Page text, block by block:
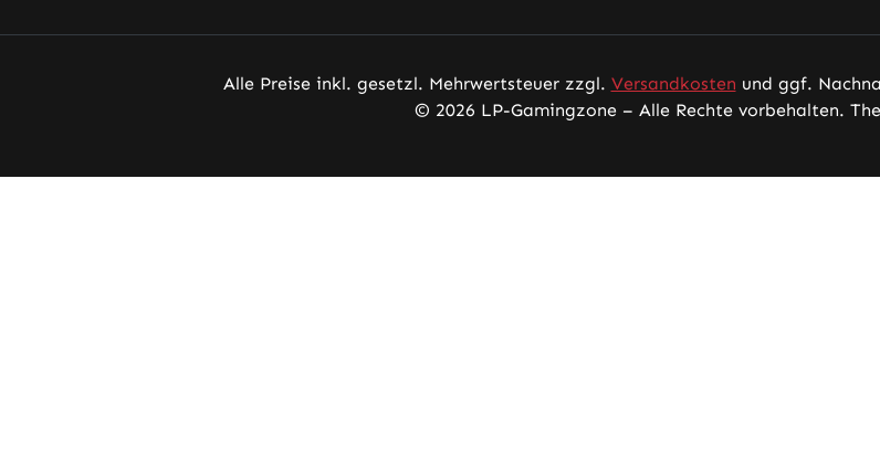
Alle Preise inkl. gesetzl. Mehrwertsteuer zzgl. Versandkosten und ggf.
© 2026 LP-Gamingzone – Alle Rechte vorbehalten.